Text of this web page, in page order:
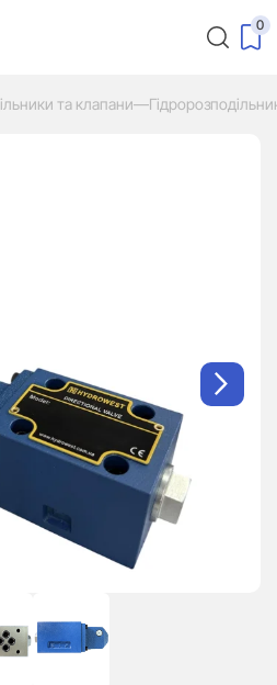
0
та клапани—